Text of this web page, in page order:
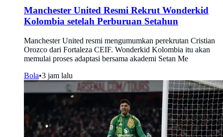
Manchester United Resmi Rekrut Wonderkid
Kolombia setelah Perburuan Setahun
Manchester United resmi mengumumkan perekrutan Cristian
Orozco dari Fortaleza CEIF. Wonderkid Kolombia itu akan
memulai proses adaptasi bersama akademi Setan Me
Bola•3 jam lalu